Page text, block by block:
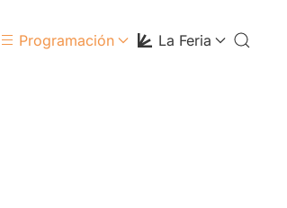
Programación La Feria